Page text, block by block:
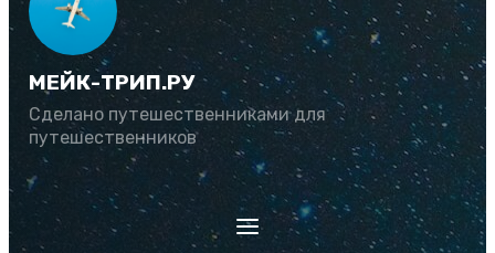
МЕЙК-ТРИП.РУ
Сделано путешественниками для
путешественников